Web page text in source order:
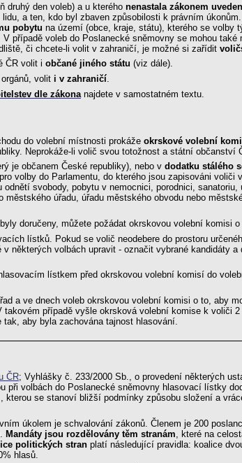
druhý den voleb) a u kterého nenastala zákonem
a ten, kdo byl zbaven způsobilosti k právním úkonům.
pobytu na území (obce, kraje, státu), kterého se volby
případě voleb do Poslanecké sněmovny se mohou
či chcete-li volit v zahraničí, je možné si zařídit
ČR volit i občané jiného státu (viz dále).
volit i v zahraničí
dle zákona najdete v samostatném textu.
do volební místnosti prokáže okrskové volební
Neprokáže-li volič svou totožnost a státní občanství
je občanem České republiky), nebo v dodatku stálého
volby do Parlamentu, do kterého jsou zapisováni
svobody, pobytu v nemocnici, porodnici,
úřadu, úřadu městského obvodu nebo
doručeny, můžete požádat okrskovou volební komisi o
lístků. Pokud se volič neodebere do prostoru
volbách upravit - označit vybrané kandidáty
lístkem před okrskovou volební komisí do
a ve dnech voleb okrskovou volební komisi o to, aby
případě vyšle okrsková volební komise k voliči
aby byla zachována tajnost hlasování.
ČR; Vyhlášky č. 233/2000 Sb., o provedení některých
při volbách do Poslanecké sněmovny hlasovací lístky
se stanoví bližší podmínky způsobu složení a
úkolem je schvalování zákonů. Členem je 200
. Mandáty jsou rozdělovány těm stranám, které na
politických stran platí následující pravidla: koalice
hlasů.